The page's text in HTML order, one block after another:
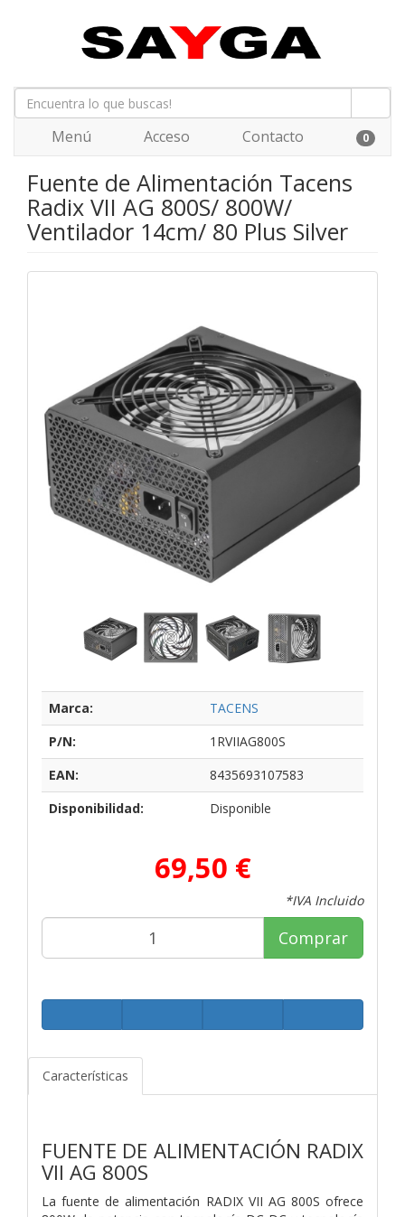
Menú Acceso Contacto 0
Fuente de Alimentación Tacens
Radix VII AG 800S/ 800W/
Ventilador 14cm/ 80 Plus Silver
Marca:
TACENS
P/N:
1RVIIAG800S
EAN:
8435693107583
Disponibilidad:
Disponible
69,50 €
*IVA Incluido
Comprar
Características
FUENTE DE ALIMENTACIÓN RADIX
VII AG 800S
La fuente de alimentación RADIX VII AG 800S ofrece